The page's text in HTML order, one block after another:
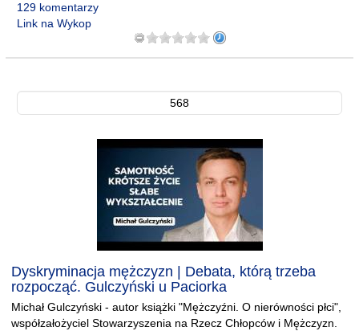
129 komentarzy
Link na Wykop
568
Dyskryminacja mężczyzn | Debata, którą trzeba
rozpocząć. Gulczyński u Paciorka
Michał Gulczyński - autor książki "Mężczyźni. O nierówności płci",
współzałożyciel Stowarzyszenia na Rzecz Chłopców i Mężczyzn.